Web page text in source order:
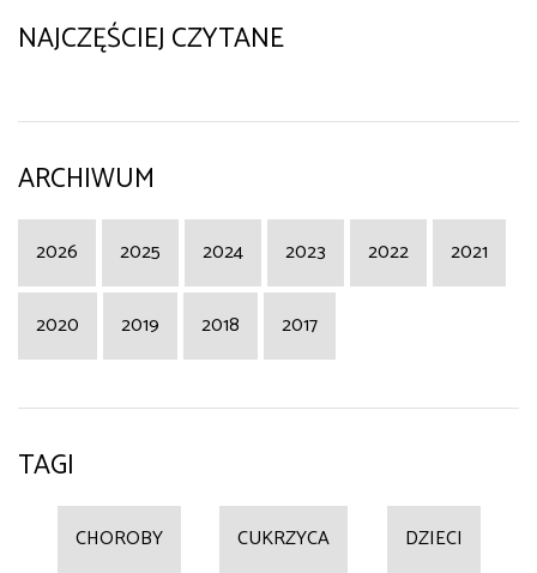
NAJCZĘŚCIEJ CZYTANE
ARCHIWUM
2026 2025 2024 2023 2022 2021
2020 2019 2018 2017
TAGI
CHOROBY CUKRZYCA DZIECI